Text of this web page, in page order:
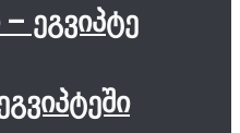
ეგვიპტე